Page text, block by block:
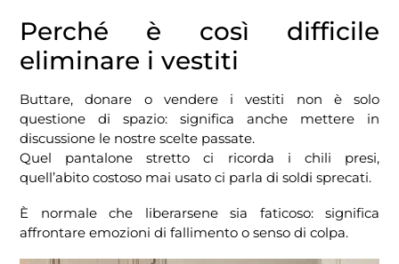
Perché è così difficile
eliminare i vestiti
Buttare, donare o vendere i vestiti non è solo
questione di spazio: significa anche mettere in
discussione le nostre scelte passate.
Quel pantalone stretto ci ricorda i chili presi,
quell’abito costoso mai usato ci parla di soldi sprecati.
È normale che liberarsene sia faticoso: significa
affrontare emozioni di fallimento o senso di colpa.